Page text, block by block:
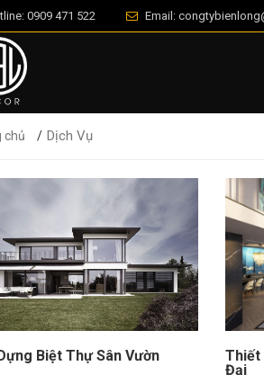
0909 471 522 Email:
chủ Dịch Vụ
Biệt Thự Sân Vườn
Thiết
Đại